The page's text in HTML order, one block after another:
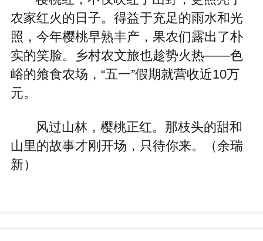
照，今年樱桃早熟丰产，果农们露出了朴
实的笑脸。乡村农文旅也趁势火热——色
峪的飨食农场，“五一”假期就营收近10万
元。
山里的故事才刚开场，只待你来。（余瑞
新）